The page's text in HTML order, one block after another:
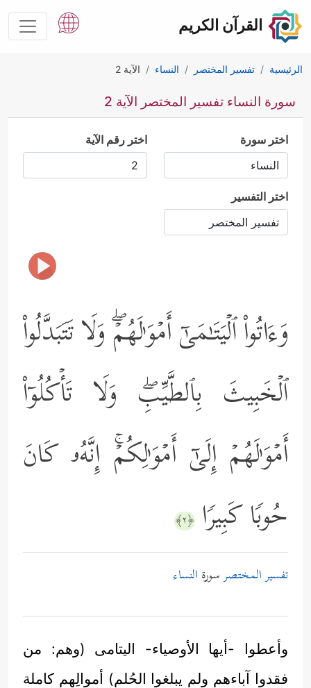
القرآن الكريم
الرئيسية تفسير المختصر النساء الآية 2
سورة النساء تفسير المختصر الآية 2
اختر سورة اختر رقم الآية
اختر التفسير
وَءَاتُواْ ٱلۡیَتَـٰمَىٰۤ أَمۡوَ ٰ⁠لَهُمۡۖ وَلَا تَتَبَدَّلُواْ
ٱلۡخَبِیثَ بِٱلطَّیِّبِۖ وَلَا تَأۡكُلُوۤاْ
أَمۡوَ ٰ⁠لَهُمۡ إِلَىٰۤ أَمۡوَ ٰ⁠لِكُمۡۚ إِنَّهُۥ كَانَ
حُوبࣰا كَبِیرࣰا ﴿٢﴾
تفسير المختصرسورة النساء
وأعطوا -أيها الأوصياء- اليتامى (وهم: من
فقدوا آباءهم ولم يبلغوا الحُلم) أموالِهم كاملة